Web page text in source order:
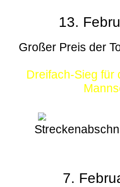
13.
Großer Preis der
Dreifach-Sieg für
7.